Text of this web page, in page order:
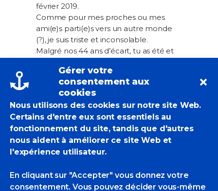
Gérer votre
consentement aux
cookies
Nous utilisons des cookies sur notre site Web.
Certains d'entre eux sont essentiels au
fonctionnement du site, tandis que d'autres
nous aident à améliorer ce site Web et
l'expérience utilisateur.
En cliquant sur "Accepter" vous donnez votre
consentement. Vous pouvez décider vous-même
février 2019.
Comme pour mes proches ou mes
ami(e)s parti(e)s vers un autre monde
(?), je suis triste et inconsolable.
Malgré nos 44 ans d’écart, tu as été et
Puisse ta bonne étoile continuer de
veiller longtemps sur nous, et tes
énergies créatrices nous rendre
meilleurs.
Adieu Maitre
Stéphane Dugast
JEAN-MARIE CHOURGNOZ (1929-2019)
& SES MONSTRES – EMBARQUEMENTS
JEAN-MARIE CHOURGNOZ (1929-2019)
: SAVOYARD, TÊTE DE LARD ! –